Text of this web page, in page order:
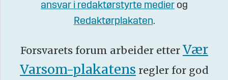
ansvar i redaktørstyrte medier og
Redaktørplakaten.
Forsvarets forum arbeider etter Vær
Varsom-plakatens regler for god